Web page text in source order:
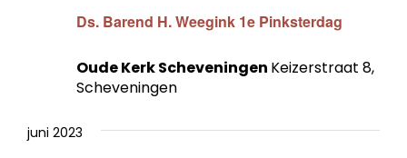
Ds. Barend H. Weegink 1e Pinksterdag
Oude Kerk Scheveningen Keizerstraat 8,
Scheveningen
juni 2023